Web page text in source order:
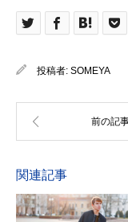
投稿者: SOMEYA
関連記事